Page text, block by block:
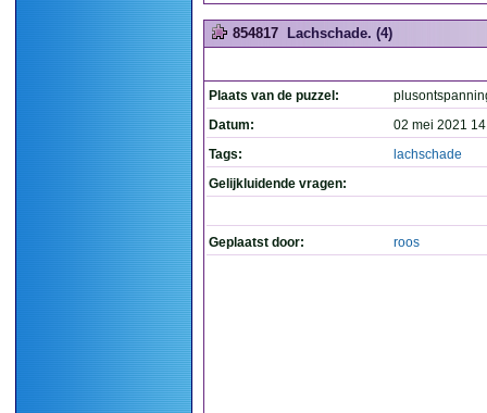
854817 Lachschade. (4)
Plaats van de puzzel:
Datum:
02 mei 2021
Tags:
lachschade
Gelijkluidende vragen:
Geplaatst door: roos